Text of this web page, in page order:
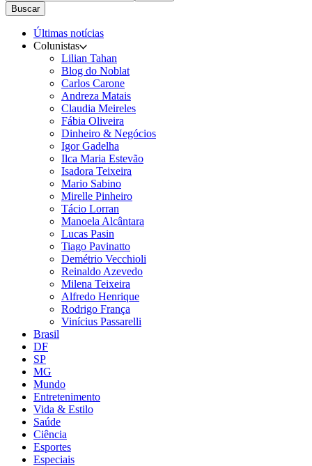
Buscar
Últimas notícias
Colunistas
Lilian Tahan
Blog do Noblat
Carlos Carone
Andreza Matais
Claudia Meireles
Fábia Oliveira
Dinheiro & Negócios
Igor Gadelha
Ilca Maria Estevão
Isadora Teixeira
Mario Sabino
Mirelle Pinheiro
Tácio Lorran
Manoela Alcântara
Lucas Pasin
Tiago Pavinatto
Demétrio Vecchioli
Reinaldo Azevedo
Milena Teixeira
Alfredo Henrique
Rodrigo França
Vinícius Passarelli
Brasil
DF
SP
MG
Mundo
Entretenimento
Vida & Estilo
Saúde
Ciência
Esportes
Especiais